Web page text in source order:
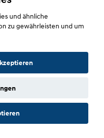
Scherhag
und ähnliche
zu gewährleisten und um